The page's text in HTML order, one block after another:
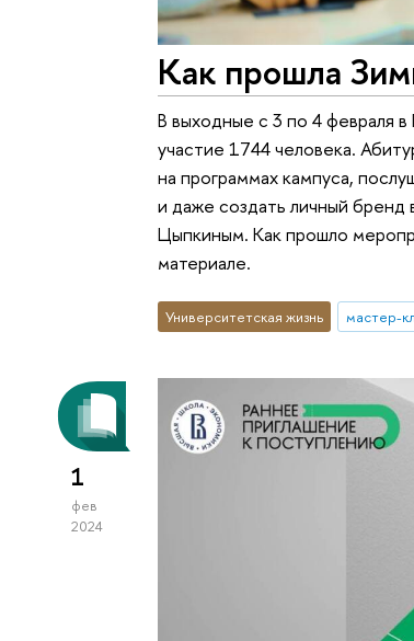
Как прошла
В выходные с 3 по 4 февраля
участие 1744 человека.
на программах кампуса,
и даже создать личный
Цыпкиным. Как прошло
материале.
Университетская жизнь мастер-
1
фев
2024